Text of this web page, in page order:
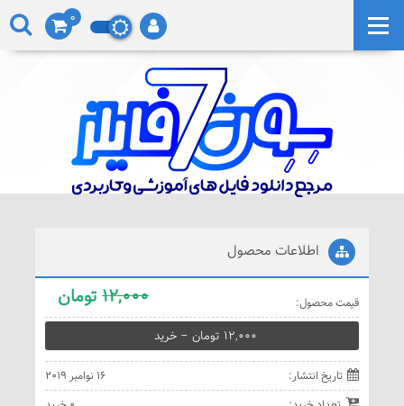
اطلاعات محصول
قيمت محصول: 12,000تومان
12,000 تومان – خريد
تاريخ انتشار:
16 نوامبر 2019
0